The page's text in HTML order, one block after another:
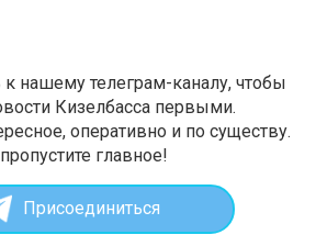
к нашему телеграм-каналу, чтобы
Кизелбасса первыми.
оперативно и по существу.
главное!
Присоединиться